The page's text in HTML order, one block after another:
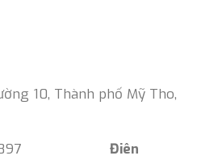
10, Thành phố Mỹ Tho,
897 Điên